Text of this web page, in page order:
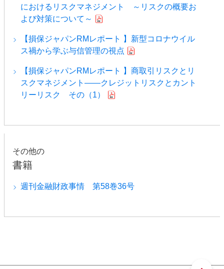
におけるリスクマネジメント ～リスクの概要お
よび対策について～
【損保ジャパンRMレポート 】新型コロナウイル
ス禍から学ぶ与信管理の視点
【損保ジャパンRMレポート 】商取引リスクとリ
スクマネジメント――クレジットリスクとカント
リーリスク その（1）
その他の
書籍
週刊金融財政事情 第58巻36号